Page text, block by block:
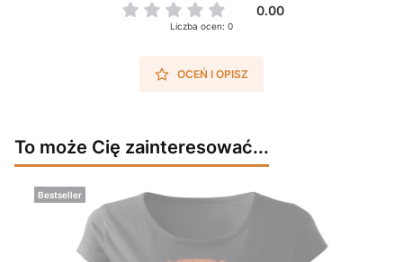
0.00
Liczba ocen: 0
OCEŃ I OPISZ
To może Cię zainteresować...
Bestseller